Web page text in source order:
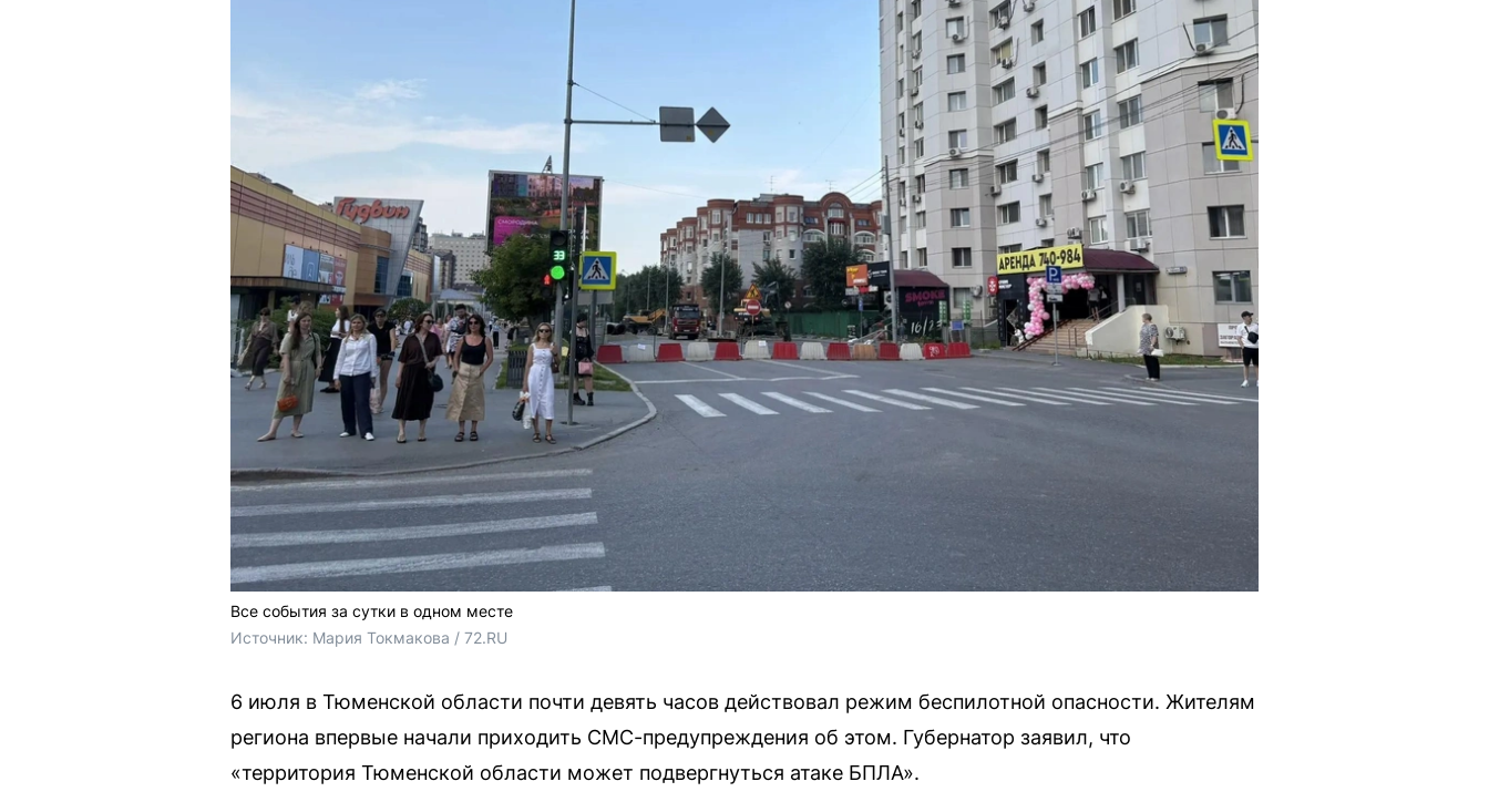
Все события за сутки в одном месте
Источник: Мария Токмакова / 72.RU
6 июля в Тюменской области почти девять часов действовал режим беспилотной опасности. Жителям
региона впервые начали приходить СМС-предупреждения об этом. Губернатор заявил, что
«территория Тюменской области может подвергнуться атаке БПЛА».